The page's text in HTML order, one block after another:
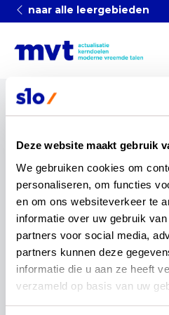
Deze website maakt gebruik
We gebruiken cookies om
personaliseren, om functies
en om ons websiteverkeer te
informatie over uw gebruik
partners voor social media,
partners kunnen deze
informatie die u aan ze heeft
verzameld op basis van uw
naar alle leergebieden
Nederlands
moderne vreemde talen
Fase van beproeven artikel
infographic OCW rekenen
reset